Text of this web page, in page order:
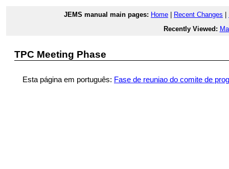
JEMS manual main pages: Home Recent Changes
Recently Viewed:
TPC Meeting Phase
Esta página em português: Fase de reuniao do comite de